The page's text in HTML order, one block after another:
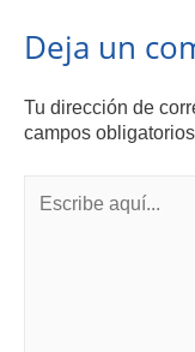
Deja un
Tu dirección de
campos